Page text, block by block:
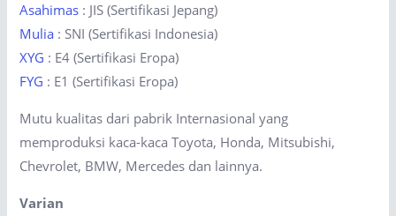
Asahimas : JIS (Sertifikasi Jepang)
Mulia : SNI (Sertifikasi Indonesia)
XYG : E4 (Sertifikasi Eropa)
FYG : E1 (Sertifikasi Eropa)
Mutu kualitas dari pabrik Internasional yang
memproduksi kaca-kaca Toyota, Honda, Mitsubishi,
Chevrolet, BMW, Mercedes dan lainnya.
Varian